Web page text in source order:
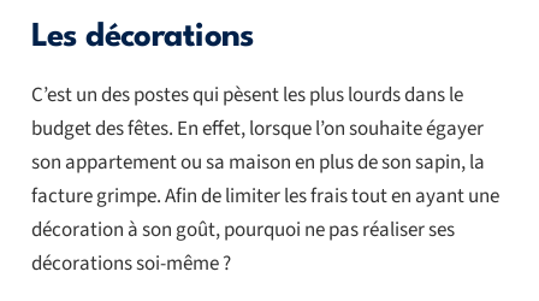
Les décorations
C’est un des postes qui pèsent les plus lourds dans le
budget des fêtes. En effet, lorsque l’on souhaite égayer
son appartement ou sa maison en plus de son sapin, la
facture grimpe. Afin de limiter les frais tout en ayant une
décoration à son goût, pourquoi ne pas réaliser ses
décorations soi-même ?